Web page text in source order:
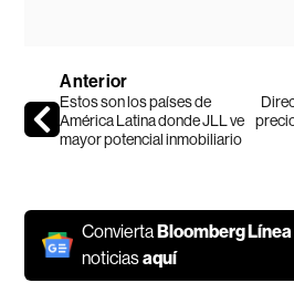
Anterior
Estos son los países de
América Latina donde JLL ve
mayor potencial inmobiliario
ConviertaBloomberg Línea
noticiasaquí